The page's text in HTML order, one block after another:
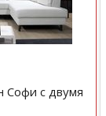
Софи с двумя